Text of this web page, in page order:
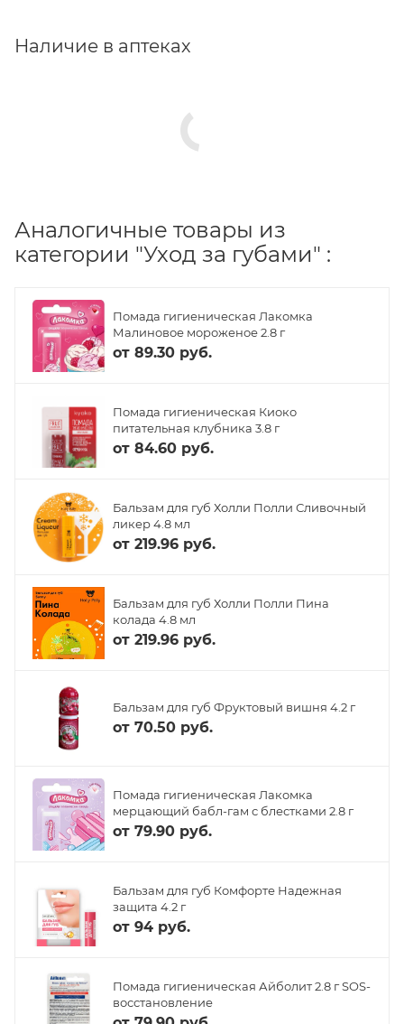
Наличие в аптеках
Аналогичные товары из
категории "Уход за губами" :
Помада гигиеническая Лакомка
Малиновое мороженое 2.8 г
от 89.30 руб.
Помада гигиеническая Киоко
питательная клубника 3.8 г
от 84.60 руб.
Бальзам для губ Холли Полли Сливочный
ликер 4.8 мл
от 219.96 руб.
Бальзам для губ Холли Полли Пина
колада 4.8 мл
от 219.96 руб.
Бальзам для губ Фруктовый вишня 4.2 г
от 70.50 руб.
Помада гигиеническая Лакомка
мерцающий бабл-гам с блестками 2.8 г
от 79.90 руб.
Бальзам для губ Комфорте Надежная
защита 4.2 г
от 94 руб.
Помада гигиеническая Айболит 2.8 г SOS-
восстановление